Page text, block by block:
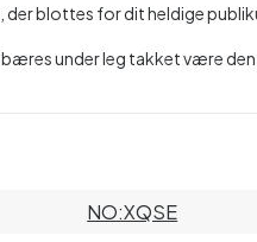
blottes for dit heldige
under leg takket være den
NO:XQSE